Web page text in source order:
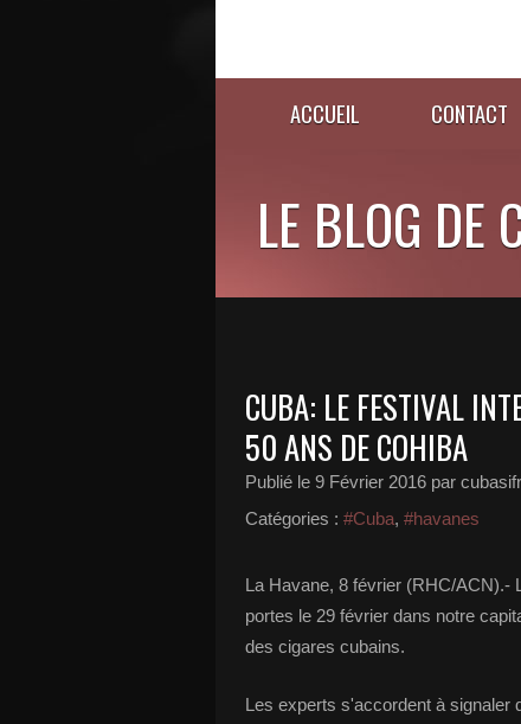
ACCUEIL CONTACT
LE BLOG DE
CUBA: LE FESTIVAL
50 ANS DE COHIBA
Publié le 9 Février 2016 par
Catégories : #Cuba, #havanes
La Havane, 8 février (RHC/ACN).-
portes le 29 février dans notre
des cigares cubains.
Les experts s'accordent à signaler